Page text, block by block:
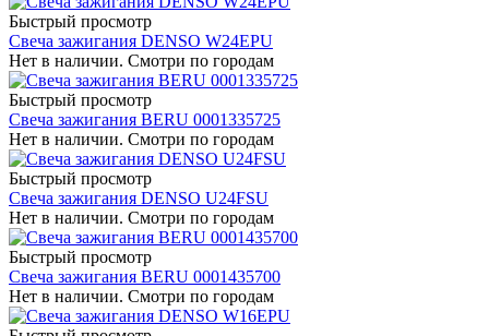
Быстрый просмотр
Свеча зажигания DENSO W24EPU
Нет в наличии. Смотри по городам
Быстрый просмотр
Свеча зажигания BERU 0001335725
Нет в наличии. Смотри по городам
Быстрый просмотр
Свеча зажигания DENSO U24FSU
Нет в наличии. Смотри по городам
Быстрый просмотр
Свеча зажигания BERU 0001435700
Нет в наличии. Смотри по городам